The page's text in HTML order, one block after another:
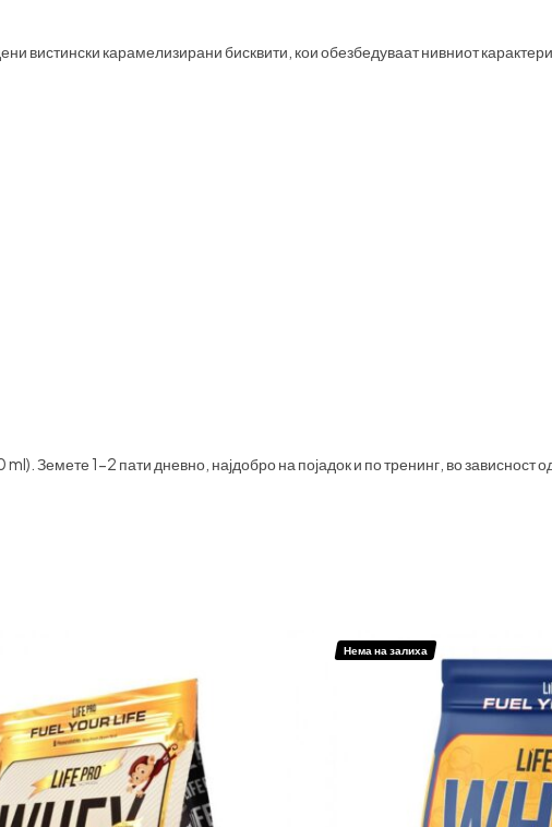
вистински карамелизирани бисквити, кои обезбедуваат нивниот
Земете 1-2 пати дневно, најдобро на појадок и по тренинг, во зависност
Нема на залиха